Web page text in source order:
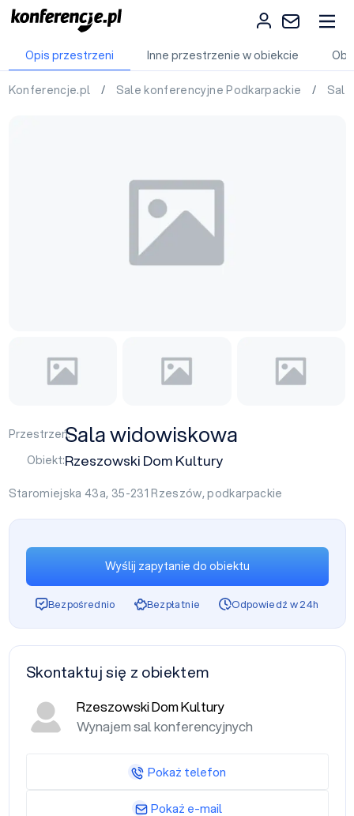
Opis przestrzeni Inne przestrzenie w obiekcie
Konferencje.pl / Sale konferencyjne Podkarpackie /
Przestrzeń:Sala widowiskowa
Obiekt:Rzeszowski Dom Kultury
Staromiejska 43a, 35-231Rzeszów,podkarpackie
Wyślij zapytanie do obiektu
Bezpośrednio Bezpłatnie Odpowiedź w 24h
Skontaktuj się z obiektem
Rzeszowski Dom Kultury
Wynajem sal konferencyjnych
Pokaż telefon
Pokaż e-mail